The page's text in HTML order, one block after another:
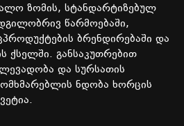
ზომის, სტანდარტიზებულ
წარმოებაში,
ბრენდირებაში და
ქსელში. განსაკუთრებით
და სურსათის
ნდობა ხორცის
.